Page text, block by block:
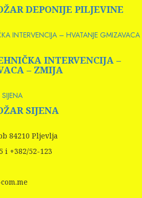
DEPONIJE PILJEVINE
INTERVENCIJA – HVATANJE GMIZAVACA
INTERVENCIJA –
– ZMIJA
SIJENA
84210 Pljevlja
i +382/52-123